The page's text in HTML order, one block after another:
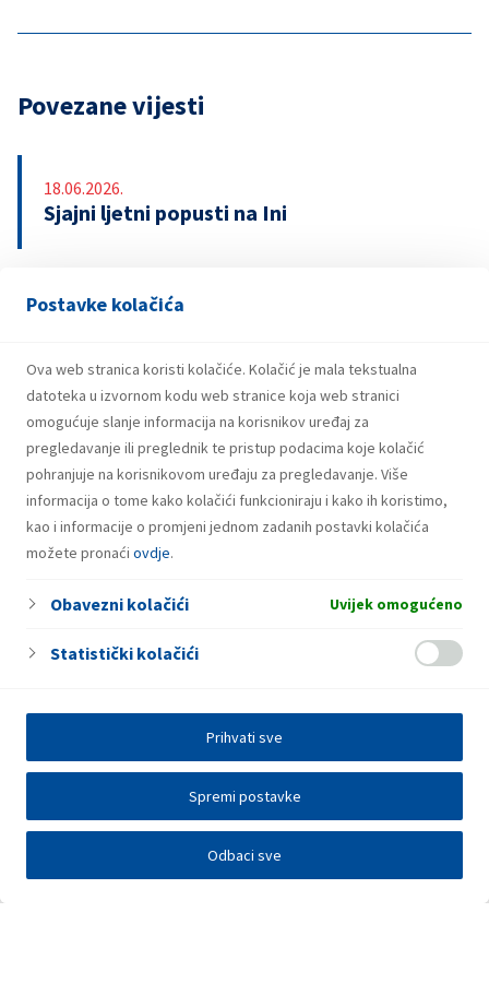
Postavke kolačića
Ova web stranica koristi kolačiće. Kolačić je mala tekstualna
datoteka u izvornom kodu web stranice koja web stranici
omogućuje slanje informacija na korisnikov uređaj za
pregledavanje ili preglednik te pristup podacima koje kolačić
pohranjuje na korisnikovom uređaju za pregledavanje. Više
informacija o tome kako kolačići funkcioniraju i kako ih koristimo,
kao i informacije o promjeni jednom zadanih postavki kolačića
možete pronaći ovdje.
Obavezni kolačići Uvijek omogućeno
Statistički kolačići
Odbaci sve
Spremi postavke
Prihvati sve
Povezane vijesti
18.06.2026.
Sjajni ljetni popusti na Ini
13.04.2026.
bonovima za gorivo